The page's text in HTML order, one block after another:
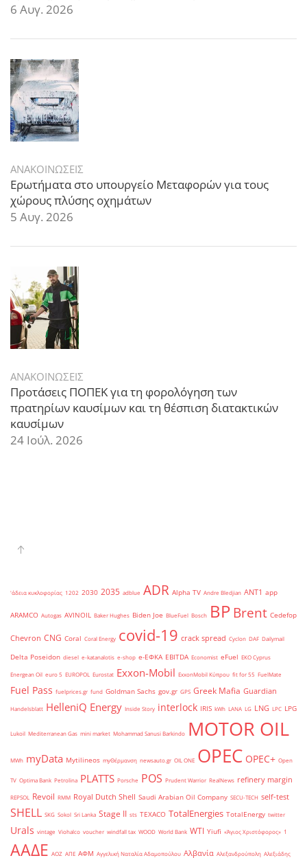
6 Αυγ. 2026
ΑΝΑΚΟΙΝΩΣΕΙΣ
Ερωτήματα στο υπουργείο Μεταφορών για τους
χώρους πλύσης οχημάτων
5 Αυγ. 2026
ΑΝΑΚΟΙΝΩΣΕΙΣ
Προτάσεις ΠΟΠΕΚ για τη φορολόγηση των
πρατηρίων καυσίμων και τη θέσπιση διατακτικών
καυσίμων
24 Ιούλ. 2026
'άδεια κυκλοφορίας 1202 2030 2035 adblue ADR Alpha TV Andre Bledjian ANT1 app
ARAMCO Autogas AVINOIL Baker Hughes Biden Joe BlueFuel Bosch BPBrent Cedefop
Chevron CNG Coral Coral Energy covid-19 crack spread Cyclon DAF Dailymail
Delta Poseidon diesel e-katanalotis e-shop e-ΕΦΚΑ EBITDA Economist eFuel EKO Cyprus
Energean Oil euro 5 EUROPOL Eurostat Exxon-Mobil ExxonMobil Κύπρου fit for 55 FuelMate
Fuel Pass fuelprices.gr fund Goldman Sachs gov.gr GPS Greek Mafia Guardian
Handelsblatt HelleniQ Energy Inside Story interlock IRIS kWh LANA LG LNG LPC LPG
Lukoil Mediterranean Gas mini market Mohammad Sanusi Barkindo MOTOR OIL
MWh myData Mytilineos myΘέρμανση newsauto.gr OIL ONE OPEC OPEC+ Open
TV Optima Bank Petrolina PLATTS Porsche POS Prudent Warrior RealNews refinery margin
REPSOL Revoil RMM Royal Dutch Shell Saudi Arabian Oil Company SECU-TECH self-test
SHELL SKG Sokol Sri Lanka Stage II sts TEXACO TotalEnergies TotalEnergy twitter
Urals vintage Viohalco voucher windfall tax WOOD World Bank WTI Yiufi «Άγιος Χριστόφορος» ΄1
ΑΑΔΕ ΑΟΖ ΑΠΕ ΑΦΜ Αγγελική Ναταλία Αδαμοπούλου Αλβανία Αλεξανδρούπολη Αλεξιάδης